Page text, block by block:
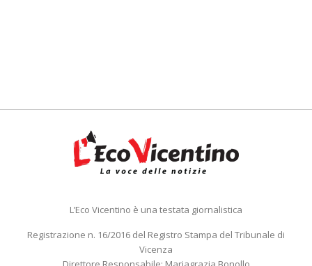
L’Eco Vicentino è una testata giornalistica
Registrazione n. 16/2016 del Registro Stampa del Tribunale di
Vicenza